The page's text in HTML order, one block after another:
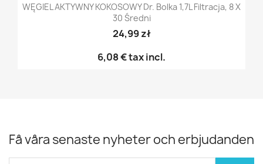
WĘGIEL AKTYWNY KOKOSOWY Dr. Bolka 1,7L Filtracja, 8 X
30 Średni
24,99 zł
6,08 €tax incl.
Få våra senaste nyheter och erbjudanden